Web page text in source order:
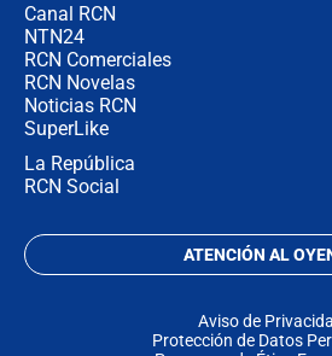
Canal RCN
NTN24
RCN Comerciales
RCN Novelas
Noticias RCN
SuperLike
La República
RCN Social
ATENCIÓN AL
Aviso de
Protección de Datos